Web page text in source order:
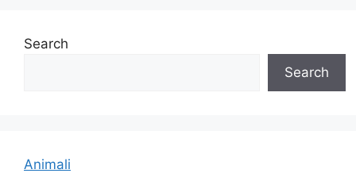
Search
Search
Animali